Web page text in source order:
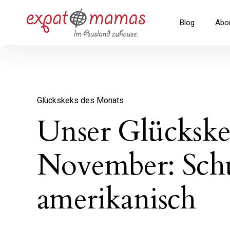
überspringenExpatmamas – im AuslandBlog
Glückskeks des Monats
Unser
November:
amerikanisch